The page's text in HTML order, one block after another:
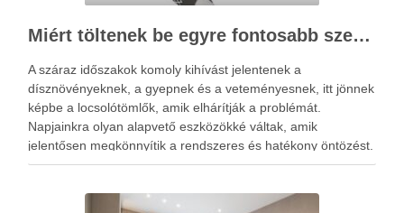
Miért töltenek be egyre fontosabb szerepet a locsolótömlők?
A száraz időszakok komoly kihívást jelentenek a
dísznövényeknek, a gyepnek és a veteményesnek, itt jönnek
képbe a locsolótömlők, amik elhárítják a problémát.
Napjainkra olyan alapvető eszközökké váltak, amik
jelentősen megkönnyítik a rendszeres és hatékony öntözést.
A megfelelő vízellátás nemcsak a növények fejlődésére van